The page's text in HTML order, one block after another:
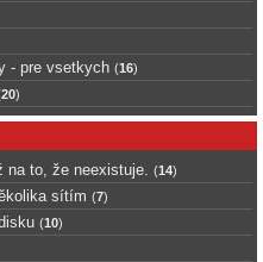
- pre vsetkych (16)
20)
na to, že neexistuje. (14)
sítím (7)
(10)